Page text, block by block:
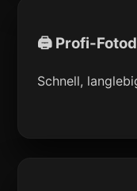
🖨 Profi-
Schnell,